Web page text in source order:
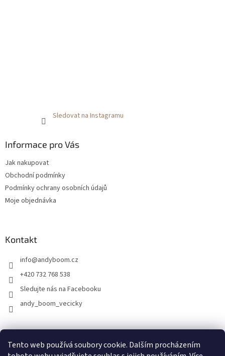
Tento web používá soubory cookie. Dalším procházením
Sledovat na Instagramu
Informace pro Vás
Jak nakupovat
Obchodní podmínky
Podmínky ochrany osobních údajů
Moje objednávka
Kontakt
info@andyboom.cz
+420 732 768 538
Sledujte nás na Facebooku
andy_boom_vecicky